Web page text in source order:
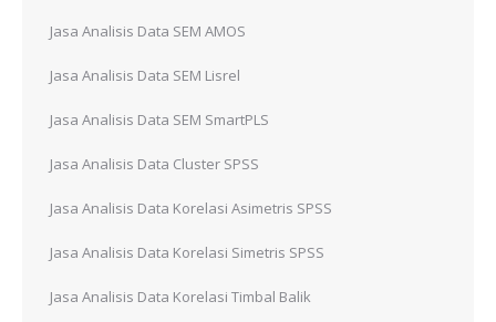
Jasa Analisis Data SEM AMOS
Jasa Analisis Data SEM Lisrel
Jasa Analisis Data SEM SmartPLS
Jasa Analisis Data Cluster SPSS
Jasa Analisis Data Korelasi Asimetris SPSS
Jasa Analisis Data Korelasi Simetris SPSS
Jasa Analisis Data Korelasi Timbal Balik